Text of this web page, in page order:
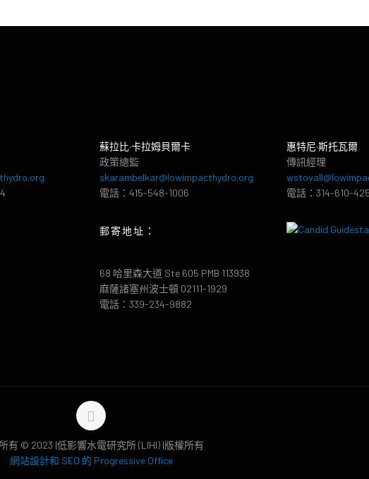
蘇拉比·卡拉姆貝爾卡
政策總監
skarambelkar@lowimpacthydro.org
電話：415-548-1006
郵寄地址：
68 哈里森大道 Ste 605 PMB 113938
麻薩諸塞州波士頓 02111-1929
電話：339-234-9882
惠特尼·斯托瓦爾
傳訊經理
電話：314-610-
有 © 2023 |低影響水電研究所 (LIHI) |版權所有
網站設計和 SEO 的 Progressive Office